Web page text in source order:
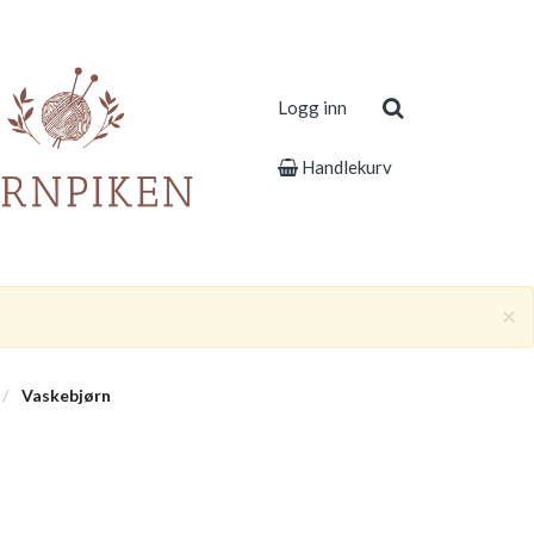
Logg inn
Handlekurv
×
Vaskebjørn